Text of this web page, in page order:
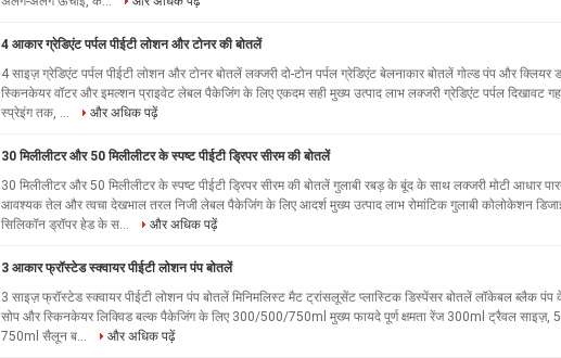
4 आकार ग्रेडिएंट पर्पल पीईटी लोशन और टोनर की बोतलें
4 साइज़ ग्रेडिएंट पर्पल पीईटी लोशन और टोनर बोतलें लक्जरी दो-टोन पर्पल ग्रेडिएंट बेलनाकार बोतलें गोल्ड पंप और
स्किनकेयर वॉटर और इमल्शन प्राइवेट लेबल पैकेजिंग के लिए एकदम सही मुख्य उत्पाद लाभ लक्जरी ग्रेडिएंट पर्पल दिखावट गहरे
स्प्रेइंग तक, ...
और अधिक पढ़ें
30 मिलीलीटर और 50 मिलीलीटर के स्पष्ट पीईटी ड्रिपर सीरम की बोतलें
30 मिलीलीटर और 50 मिलीलीटर के स्पष्ट पीईटी ड्रिपर सीरम की बोतलें गुलाबी रबड़ के बूंद के साथ लक्जरी मोटी आधार
आवश्यक तेल और त्वचा देखभाल तरल निजी लेबल पैकेजिंग के लिए आदर्श मुख्य उत्पाद लाभ रोमांटिक गुलाबी कोलोकेशन
सिलिकॉन ड्रॉपर हेड के स...
और अधिक पढ़ें
3 आकार फ्रॉस्टेड स्क्वायर पीईटी लोशन पंप बोतलें
3 साइज़ फ्रॉस्टेड स्क्वायर पीईटी लोशन पंप बोतलें मिनिमलिस्ट मैट ट्रांसलूसेंट प्लास्टिक डिस्पेंसर बोतलें लॉकेबल ब्लैक पंप
सोप और स्किनकेयर लिक्विड बल्क पैकेजिंग के लिए 300/500/750ml मुख्य फायदे पूर्ण क्षमता रेंज 300ml ट्रैवल साइज़,
750ml सैलून ब...
और अधिक पढ़ें